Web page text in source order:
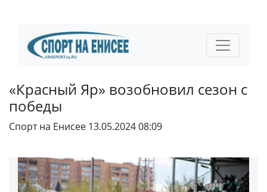
«Красный Яр» возобновил сезон с
победы
Спорт на Енисее 13.05.2024 08:09